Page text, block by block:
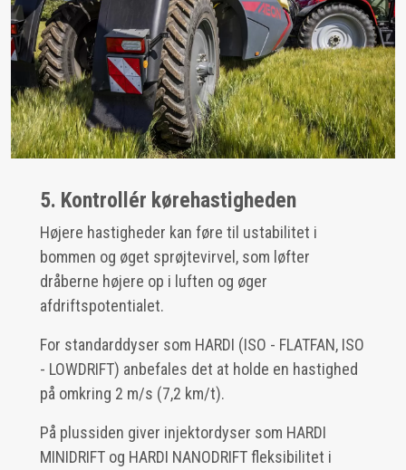
5. Kontrollér kørehastigheden
Højere hastigheder kan føre til ustabilitet i
bommen og øget sprøjtevirvel, som løfter
dråberne højere op i luften og øger
afdriftspotentialet.
For standarddyser som HARDI (ISO - FLATFAN, ISO
- LOWDRIFT) anbefales det at holde en hastighed
på omkring 2 m/s (7,2 km/t).
På plussiden giver injektordyser som HARDI
MINIDRIFT og HARDI NANODRIFT fleksibilitet i